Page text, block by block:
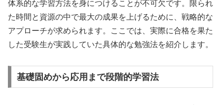
体系的な学習方法を身につけることが不可欠です。限られ
た時間と資源の中で最大の成果を上げるために、戦略的な
アプローチが求められます。ここでは、実際に合格を果た
した受験生が実践していた具体的な勉強法を紹介します。
基礎固めから応用まで段階的学習法